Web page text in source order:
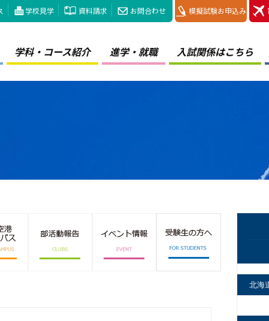
学校見学 資料請求 お問合わせ 模擬試験お申込み
学科・コース紹介 進学・就職 入試関係はこちら
北海